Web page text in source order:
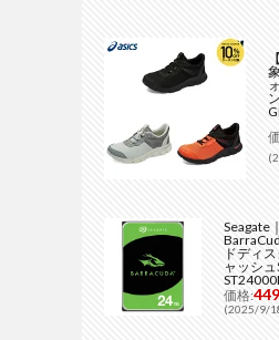
Seagate
ドディ
ャッシ
価格:
(2025/9/